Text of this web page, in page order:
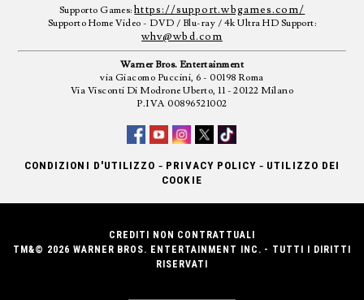
Supporto Games:https://support.wbgames.com/
Supporto Home Video - DVD / Blu-ray / 4k Ultra HD Support:
whv@wbd.com
Warner Bros. Entertainment
via Giacomo Puccini, 6 - 00198 Roma
Via Visconti Di Modrone Uberto, 11 - 20122 Milano
P.IVA 00896521002
CONDIZIONI D'UTILIZZO - PRIVACY POLICY - UTILIZZO DEI
COOKIE
CREDITI NON CONTRATTUALI
TM&© 2026 WARNER BROS. ENTERTAINMENT INC. - TUTTI I DIRITTI
RISERVATI